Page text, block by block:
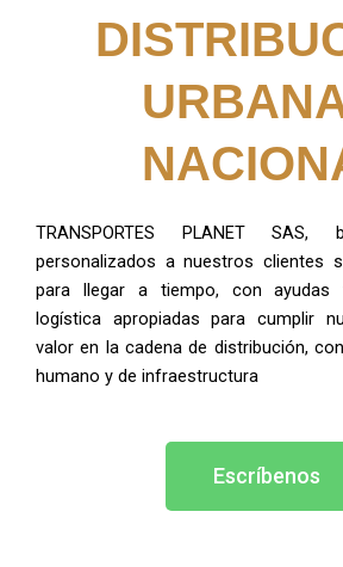
TRANSPORTES PLANET SAS,
personalizados a nuestros clientes
para llegar a tiempo, con ayudas
logística apropiadas para cumplir
valor en la cadena de distribución,
humano y de infraestructura
Escríbenos